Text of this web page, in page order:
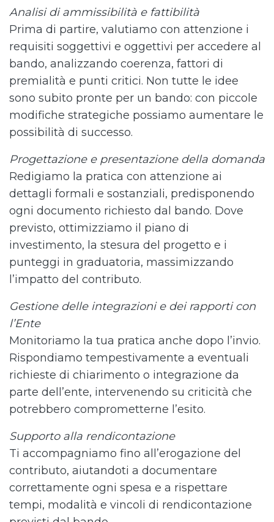
Analisi di ammissibilità e fattibilità
Prima di partire, valutiamo con attenzione i
requisiti soggettivi e oggettivi per accedere al
bando, analizzando coerenza, fattori di
premialità e punti critici. Non tutte le idee
sono subito pronte per un bando: con piccole
modifiche strategiche possiamo aumentare le
possibilità di successo.
Progettazione e presentazione della domanda
Redigiamo la pratica con attenzione ai
dettagli formali e sostanziali, predisponendo
ogni documento richiesto dal bando. Dove
previsto, ottimizziamo il piano di
investimento, la stesura del progetto e i
punteggi in graduatoria, massimizzando
l’impatto del contributo.
Gestione delle integrazioni e dei rapporti con
l’Ente
Monitoriamo la tua pratica anche dopo l’invio.
Rispondiamo tempestivamente a eventuali
richieste di chiarimento o integrazione da
parte dell’ente, intervenendo su criticità che
potrebbero comprometterne l’esito.
Supporto alla rendicontazione
Ti accompagniamo fino all’erogazione del
contributo, aiutandoti a documentare
correttamente ogni spesa e a rispettare
tempi, modalità e vincoli di rendicontazione